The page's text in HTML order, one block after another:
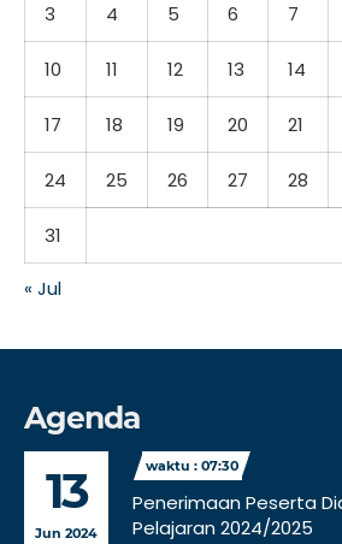
3 4 5 6 7
10 11 12 13 14
17 18 19 20 21
24 25 26 27 28
31
« Jul
Agenda
13
Jun 2024
waktu : 07:30
Penerimaan Peserta
Pelajaran 2024/2025